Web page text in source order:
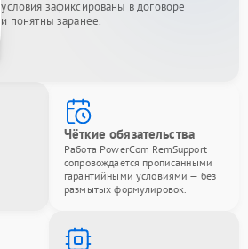
условия зафиксированы в договоре
и понятны заранее.
Чёткие обязательства
Работа PowerCom RemSupport
сопровождается прописанными
гарантийными условиями — без
размытых формулировок.